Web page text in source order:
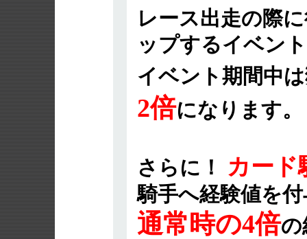
レース出走の際
ップするイベン
イベント期間中
2倍になります。
さらに！ カード
騎手へ経験値を
通常時の4倍の